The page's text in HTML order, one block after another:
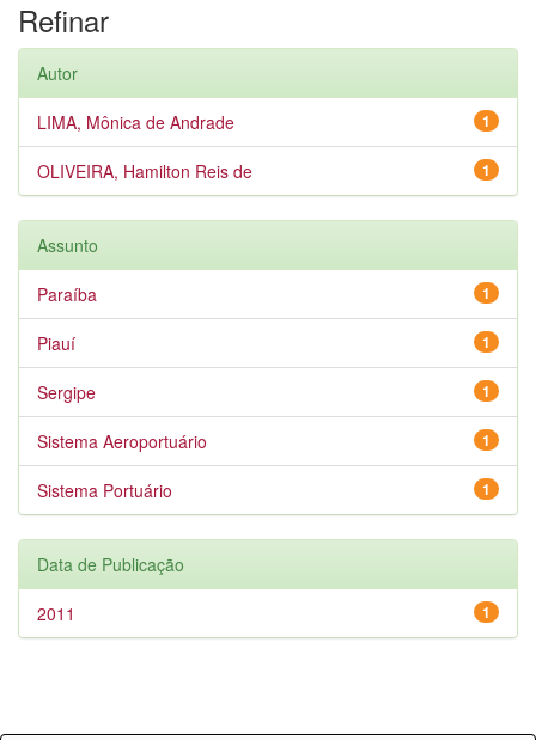
Refinar
Autor
1
LIMA, Mônica de Andrade
1
OLIVEIRA, Hamilton Reis de
Assunto
1
Paraíba
1
Piauí
1
Sergipe
1
Sistema Aeroportuário
1
Sistema Portuário
Data de Publicação
1
2011